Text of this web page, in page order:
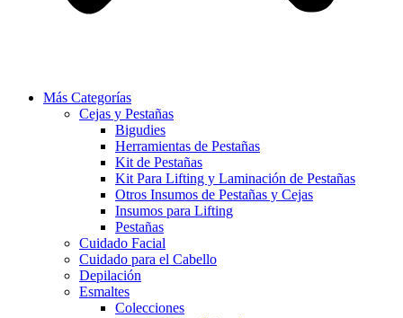
Más Categorías
Cejas y Pestañas
Bigudies
Herramientas de Pestañas
Kit de Pestañas
Kit Para Lifting y Laminación de Pestañas
Otros Insumos de Pestañas y Cejas
Insumos para Lifting
Pestañas
Cuidado Facial
Cuidado para el Cabello
Depilación
Esmaltes
Colecciones